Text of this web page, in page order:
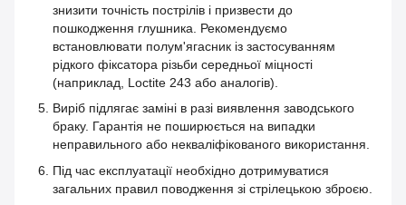
знизити точність пострілів і призвести до
пошкодження глушника. Рекомендуємо
встановлювати полум'ягасник із застосуванням
рідкого фіксатора різьби середньої міцності
(наприклад, Loctite 243 або аналогів).
Виріб підлягає заміні в разі виявлення заводського
браку. Гарантія не поширюється на випадки
неправильного або некваліфікованого використання.
Під час експлуатації необхідно дотримуватися
загальних правил поводження зі стрілецькою зброєю.